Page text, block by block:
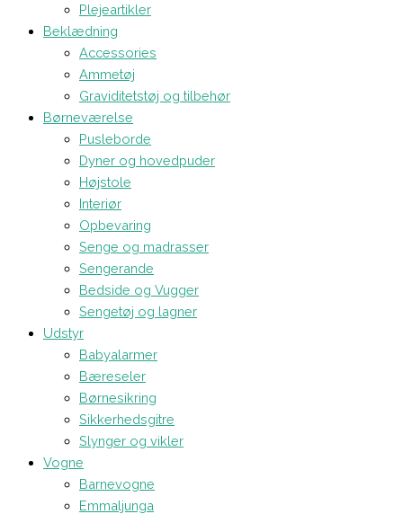
Plejeartikler
Beklædning
Accessories
Ammetøj
Graviditetstøj og tilbehør
Børneværelse
Pusleborde
Dyner og hovedpuder
Højstole
Interiør
Opbevaring
Senge og madrasser
Sengerande
Bedside og Vugger
Sengetøj og lagner
Udstyr
Babyalarmer
Bæreseler
Børnesikring
Sikkerhedsgitre
Slynger og vikler
Vogne
Barnevogne
Emmaljunga